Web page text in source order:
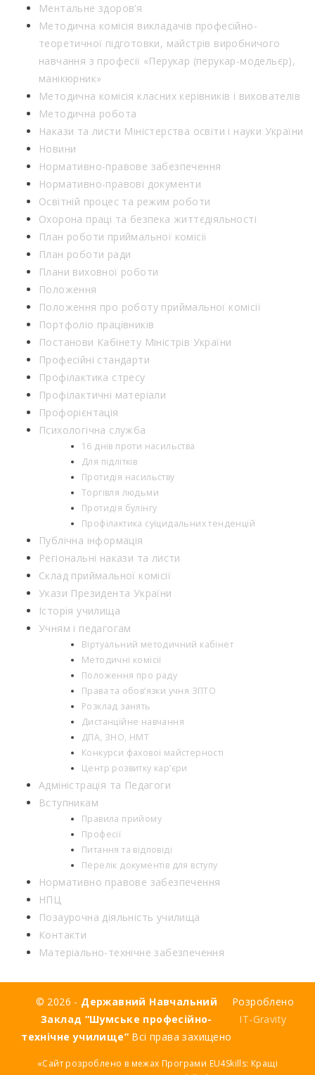
Ментальне здоров’я
Методична комісія викладачів професійно-
теоретичної підготовки, майстрів виробничого
навчання з професії «Перукар (перукар-модельєр),
манікюрник»
Методична комісія класних керівників і вихователів
Методична робота
Накази та листи Міністерства освіти і науки України
Новини
Нормативно-правове забезпечення
Нормативно-правові документи
Освітній процес та режим роботи
Охорона праці та безпека життєдіяльності
План роботи приймальної комісії
План роботи ради
Плани виховної роботи
Положення
Положення про роботу приймальної комісії
Портфоліо працівників
Постанови Кабінету Міністрів України
Професійні стандарти
Профілактика стресу
Профілактичні матеріали
Профорієнтація
Психологічна служба
16 днів проти насильства
Для підлітків
Протидія насильству
Торгівля людьми
Протидія булінгу
Профілактика суїцидальних тенденцій
Публічна інформація
Регіональні накази та листи
Склад приймальної комісії
Укази Президента України
Історія училища
Учням і педагогам
Віртуальний методичний кабінет
Методичні комісії
Положення про раду
Права та обов’язки учня ЗПТО
Розклад занять
Дистанційне навчання
ДПА, ЗНО, НМТ
Конкурси фахової майстерності
Центр розвитку кар’єри
Адміністрація та Педагоги
Вступникам
Правила прийому
Професії
Питання та відповіді
Перелік документів для вступу
Нормативно правове забезпечення
НПЦ
Позаурочна діяльність училища
Контакти
Матеріально-технічне забезпечення
© 2026 - Державний Навчальний
Заклад “Шумське професійно-
технічне училище” Всі права захищено
Розроблено
IT-Gravity
«Сайт розроблено в межах Програми EU4Skills: Кращі